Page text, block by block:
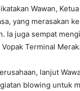
Wawan, Ketua
yang merasakan
Ia juga sempat
Terminal Merak.
lanjut
blowing untuk